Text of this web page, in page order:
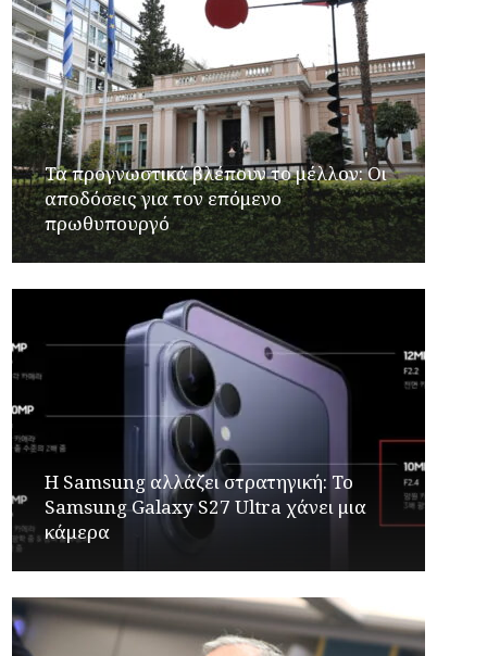
Τα προγνωστικά βλέπουν το μέλλον: Οι
αποδόσεις για τον επόμενο
πρωθυπουργό
Η Samsung αλλάζει στρατηγική: Το
Samsung Galaxy S27 Ultra χάνει μια
κάμερα